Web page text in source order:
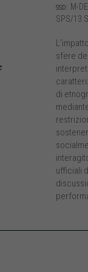
SSD: M-
SPS/13
sfere
di
ufficiali